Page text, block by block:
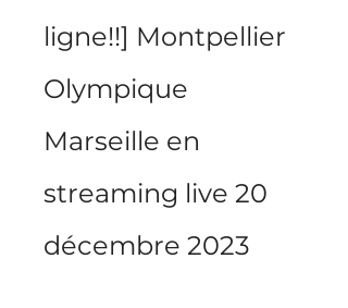
ligne!!] Montpellier
Olympique
Marseille en
streaming live 20
décembre 2023